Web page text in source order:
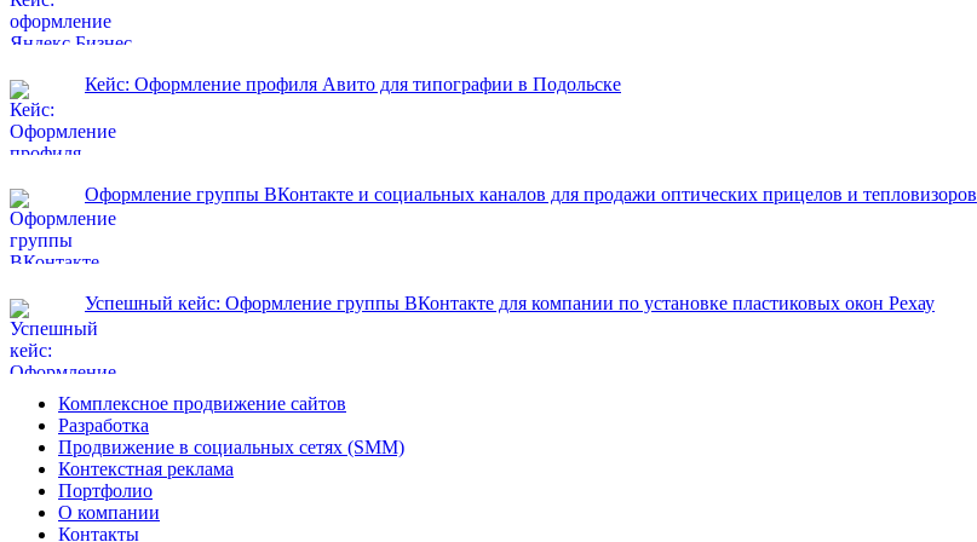
Кейс: Оформление профиля Авито для типографии в Подольске
Оформление группы ВКонтакте и социальных каналов для продажи оптических прицелов и тепловизоров
Успешный кейс: Оформление группы ВКонтакте для компании по установке пластиковых окон Рехау
Комплексное продвижение сайтов
Разработка
Продвижение в социальных сетях (SMM)
Контекстная реклама
Портфолио
О компании
Контакты